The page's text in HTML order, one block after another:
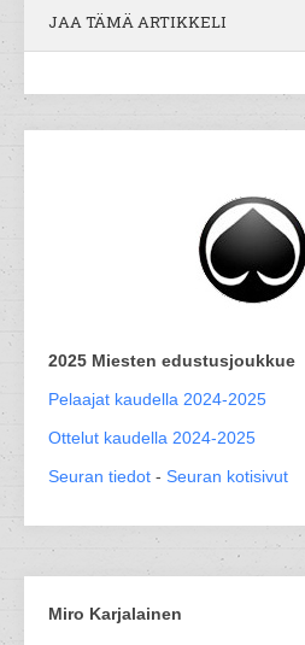
JAA TÄMÄ ARTIKKELI
2025 Miesten edustusjoukkue
Pelaajat kaudella 2024-2025
Ottelut kaudella 2024-2025
Seuran tiedot - Seuran kotisivut
Miro Karjalainen